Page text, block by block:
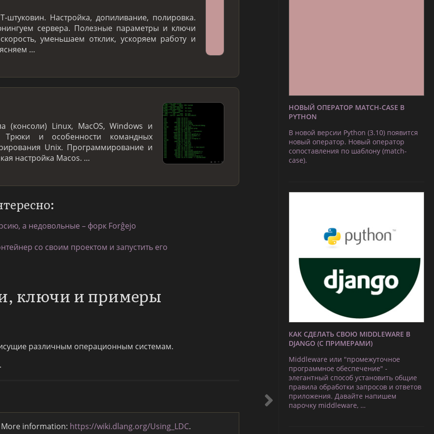
штуковин. Настройка, допиливание, полировка.
сервера. Полезные параметры и ключи
уменьшаем отклик, ускоряем работу и
…
(консоли) Linux, MacOS, Windows и
Трюки и особенности командных
Unix. Программирование и
настройка Macos. …
а недовольные – форк Forĝejo
со своим проектом и запустить его
ключи и примеры
различным операционным системам.
More information: https://wiki.dlang.org/Using_LDC.
НОВЫЙ ОПЕРАТОР MATCH-CASE В
PYTHON
В новой версии Python (3.10) появится
новый оператор. Новый оператор
сопоставления по шаблону (match-
case).
КАК СДЕЛАТЬ СВОЮ MIDDLEWARE В
DJANGO (С ПРИМЕРАМИ)
Middleware или "промежуточное
программное обеспечение" -
элегантный способ установить общие
правила обработки запросов и ответов
приложения. Давайте напишем
парочку middleware, …